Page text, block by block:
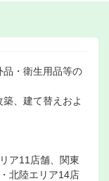
・衛生用品等の
、建て替えおよ
ア11店舗、関東
北陸エリア14店